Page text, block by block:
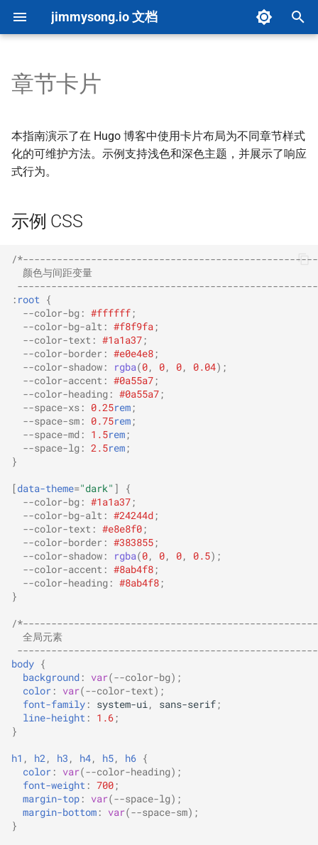
jimmysong.io 文档
入
始
搜
文档首页
快速开始
项目概览
内容创建
内容类型指南
自定义配置
Marp 幻灯片创作
贡献指南
总览
B 站视频
YouTube 视频
本地 Marp 幻灯片嵌入
问答系统
仪表板
自动化
集成
示例 CSS
示例 HTML
环境设置
架构概览
构建流程
Cloudflare Tunnel
Book 分区配置
横幅生成工具
文档自动化
文档贡献指南
文档维护
资源状态组件用法
资源状态组件测试
幻灯片生成
幻灯片图片优化
Markdown 导出
PDF 图书导出器
图片转 WebP
隧道管理工具
Marker PDF 翻译
DeepWiki 转 Markdown
AI 资源标签同步
AI 资源数据库更新
AI 聊天机器人 (RAG
Worker)
环境配置
语言流程时序图
Makefile RAG 更新
会话限流（Rate Limiter）
AI 原生全景图 (ai-oss-rank)
评分系统
添加新项目
图片上传
upload-images 默认行为
链接检查
配置参考
Makefile 指南
快速参考
Mermaid 示例
Mermaid 转 SVG
Git 图表
OSS 指南
Umami 分析
累积布局偏移优化
无障碍优化
AI 评分驱动测试
章节卡片
本指南演示了在 Hugo 博客中使用卡片布局为不同章节样式
化的可维护方法。示例支持浅色和深色主题，并展示了响应
式行为。
示例 CSS
/
  颜色与间距变量
: root
{
--color-bg : #ffffff;
--color-bg-alt : #f8f9fa;
--color-text : #1a1a37;
--color-border : #e0e4e8;
--color-shadow : rgba(0, 0, 0, 0.04);
--color-accent : #0a55a7;
--color-heading : #0a55a7;
--space-xs : 0.25rem;
--space-sm : 0.75rem;
--space-md : 1.5rem;
--space-lg : 2.5rem;
}
[data-theme="dark" ]
{
--color-bg : #1a1a37;
--color-bg-alt : #24244d;
--color-text : #e8e8f0;
--color-border : #383855;
--color-shadow : rgba(0, 0, 0, 0.5);
--color-accent : #8ab4f8;
--color-heading : #8ab4f8;
}
/
  全局元素
body {
background : var(--color-bg);
color : var(--color-text);
font-family : system-ui , sans-serif;
line-height : 1.6;
}
h1 , h2 , h3 , h4, h5, h6 {
color : var(--color-heading);
font-weight : 700;
margin-top : var(--space-lg);
margin-bottom : var(--space-sm);
}